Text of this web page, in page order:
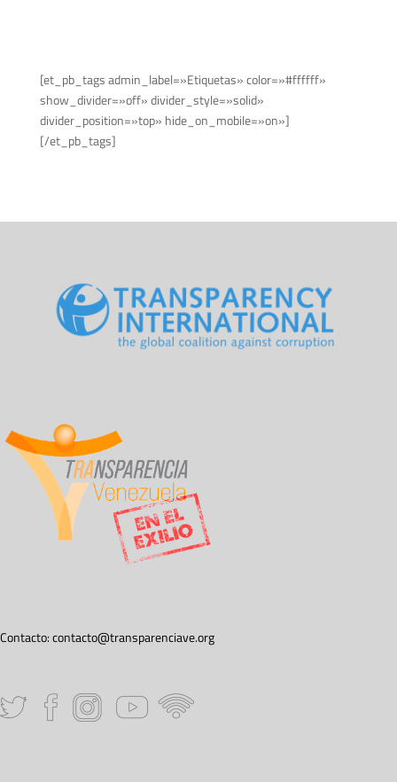
[et_pb_tags admin_label=»Etiquetas» color=»#ffffff»
show_divider=»off» divider_style=»solid»
divider_position=»top» hide_on_mobile=»on»]
[/et_pb_tags]
Contacto:contacto@transparenciave.org